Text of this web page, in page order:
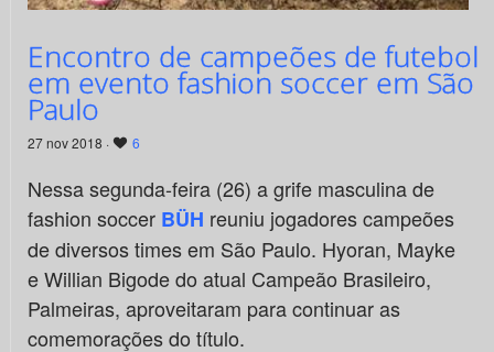
Encontro de campeões de futebol
em evento fashion soccer em São
Paulo
27 nov 2018 · 6
Nessa segunda-feira (26) a grife masculina de
fashion soccer BÜH reuniu jogadores campeões
de diversos times em São Paulo. Hyoran, Mayke
e Willian Bigode do atual Campeão Brasileiro,
Palmeiras, aproveitaram para continuar as
comemorações do título.